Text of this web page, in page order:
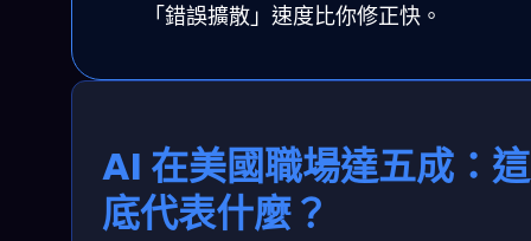
「錯誤擴散」速度比你修正快。
AI 在美國職場達五成：
底代表什麼？